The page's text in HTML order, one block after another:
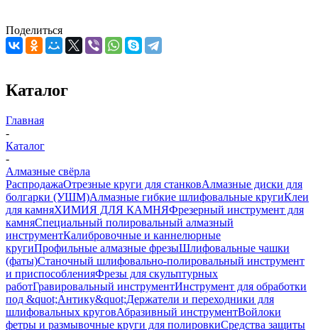
Поделиться
Каталог
Главная
-
Каталог
-
Алмазные свёрла
РаспродажаОтрезные круги для станковАлмазные диски для
болгарки (УШМ)Алмазные гибкие шлифовальные кругиКлеи
для камняХИМИЯ ДЛЯ КАМНЯФрезерный инструмент для
камняСпециальный полировальный алмазный
инструментКалибровочные и каннелюрные
кругиПрофильные алмазные фрезыШлифовальные чашки
(фаты)Станочный шлифовально-полировальный инструмент
и приспособленияФрезы для скульптурных
работГравировальный инструментИнструмент для обработки
под &quot;Антику&quot;Держатели и переходники для
шлифовальных круговАбразивный инструментВойлоки
фетры и размывочные круги для полировкиСредства защиты